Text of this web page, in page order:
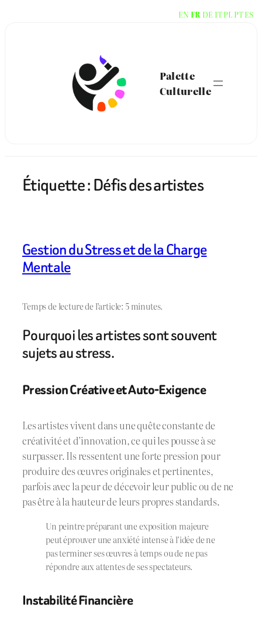
Palette
Culturelle
Étiquette :Défis des artistes
Gestion du Stress et de la Charge
Mentale
Temps de lecture de l’article: 5 minutes.
Pourquoi les artistes sont souvent
sujets au stress.
Pression Créative et Auto-Exigence
Les artistes vivent dans une quête constante de
créativité et d’innovation, ce qui les pousse à se
surpasser. Ils ressentent une forte pression pour
produire des œuvres originales et pertinentes,
parfois avec la peur de décevoir leur public ou de ne
pas être à la hauteur de leurs propres standards.
Un peintre préparant une exposition majeure
peut éprouver une anxiété intense à l’idée de ne
pas terminer ses œuvres à temps ou de ne pas
répondre aux attentes de ses spectateurs.
Instabilité Financière
EN FR DE ITPL PTES